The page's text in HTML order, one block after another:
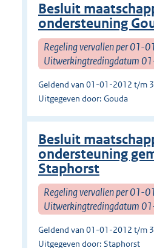
Besluit
ondersteuning
Regeling vervallen per 01-
Uitwerkingtredingdatum
Geldend van 01-01-2012 t/m
Uitgegeven door: Gouda
Besluit
ondersteuning
Staphorst
Regeling vervallen per 01-
Uitwerkingtredingdatum
Geldend van 01-01-2012 t/m
Uitgegeven door: Staphorst